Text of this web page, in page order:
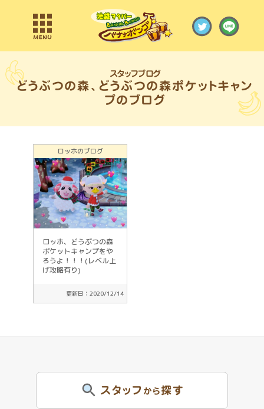
スタッフブログ
ロッホのブログ
ロッホ、どうぶつの森
ポケットキャンプをや
ろうよ！！！(レベル上
げ攻略有り)
更新日：2020/12/14
スタッフ から探す